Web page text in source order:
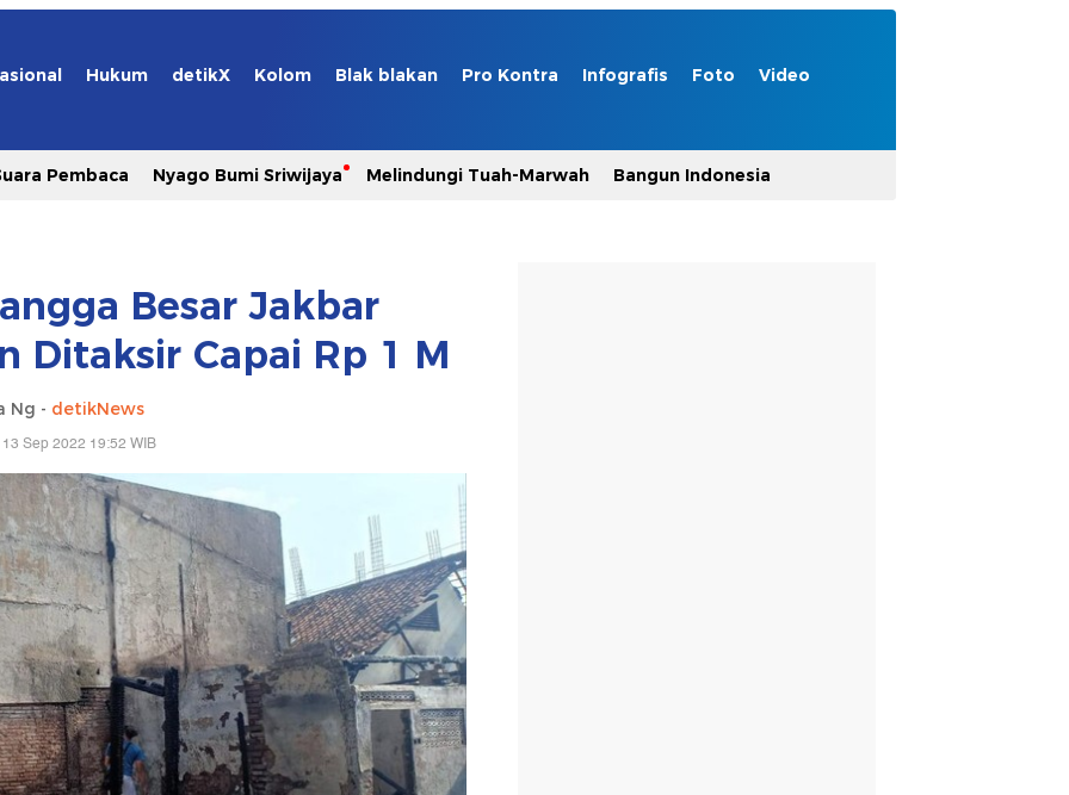
Hukum detikX Kolom Blak blakan Pro Kontra Infografis Foto Video
Pembaca Nyago Bumi Sriwijaya Melindungi Tuah-Marwah Bangun Indonesia
Besar Jakbar
Ditaksir Capai Rp 1 M
Ng - detikNews
Sep 2022 19:52 WIB